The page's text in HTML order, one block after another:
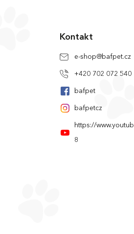
Kontakt
e-shop@bafpet.cz
+420 702 072 540
bafpet
bafpetcz
https://
8